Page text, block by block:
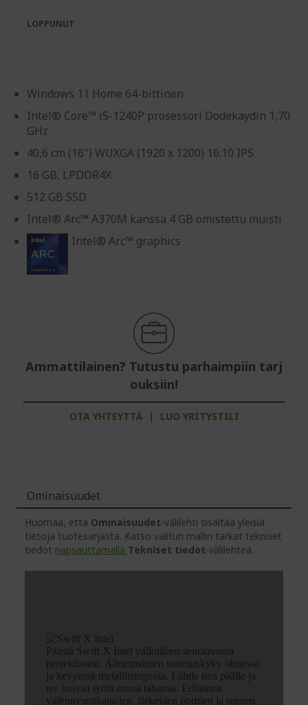
Windows 11 Home 64-bittinen
Intel® Core™ i5-1240P prosessori Dodekaydin 1,70
GHz
40,6 cm (16") WUXGA (1920 x 1200) 16:10 IPS
16 GB, LPDDR4X
512 GB SSD
Intel® Arc™ A370M kanssa 4 GB omistettu muisti
Intel® Arc™ graphics
Ammattilainen? Tutustu parhaimpiin tarj
ouksiin!
OTA YHTEYTTÄ | LUO YRITYSTILI
LOPPUNUT
Ominaisuudet
Huomaa, että Ominaisuudet-välilehti sisältää yleisiä
tietoja tuotesarjasta. Katso valitun mallin tarkat tekniset
tiedot napsauttamalla Tekniset tiedot-välilehteä.